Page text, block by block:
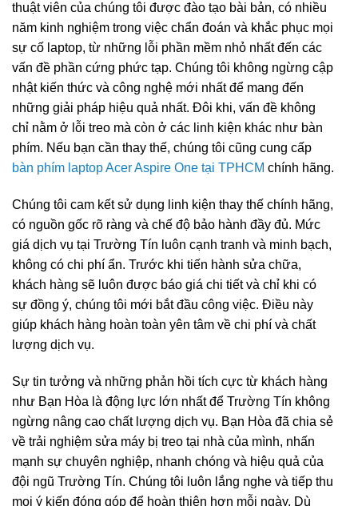
thuật viên của chúng tôi được đào tạo bài bản, có nhiều
năm kinh nghiệm trong việc chẩn đoán và khắc phục mọi
sự cố laptop, từ những lỗi phần mềm nhỏ nhất đến các
vấn đề phần cứng phức tạp. Chúng tôi không ngừng cập
nhật kiến thức và công nghệ mới nhất để mang đến
những giải pháp hiệu quả nhất. Đôi khi, vấn đề không
chỉ nằm ở lỗi treo mà còn ở các linh kiện khác như bàn
phím. Nếu bạn cần thay thế, chúng tôi cũng cung cấp
bàn phím laptop Acer Aspire One tại TPHCM chính hãng.
Chúng tôi cam kết sử dụng linh kiện thay thế chính hãng,
có nguồn gốc rõ ràng và chế độ bảo hành đầy đủ. Mức
giá dịch vụ tại Trường Tín luôn cạnh tranh và minh bạch,
không có chi phí ẩn. Trước khi tiến hành sửa chữa,
khách hàng sẽ luôn được báo giá chi tiết và chỉ khi có
sự đồng ý, chúng tôi mới bắt đầu công việc. Điều này
giúp khách hàng hoàn toàn yên tâm về chi phí và chất
lượng dịch vụ.
Sự tin tưởng và những phản hồi tích cực từ khách hàng
như Bạn Hòa là động lực lớn nhất để Trường Tín không
ngừng nâng cao chất lượng dịch vụ. Bạn Hòa đã chia sẻ
về trải nghiệm sửa máy bị treo tại nhà của mình, nhấn
mạnh sự chuyên nghiệp, nhanh chóng và hiệu quả của
đội ngũ Trường Tín. Chúng tôi luôn lắng nghe và tiếp thu
mọi ý kiến đóng góp để hoàn thiện hơn mỗi ngày. Dù